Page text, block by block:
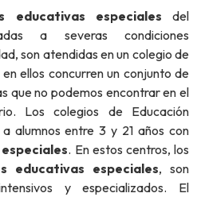
educativas especiales del
a severas condiciones
son atendidas en un colegio de
ellos concurren un conjunto de
que no podemos encontrar en el
Los colegios de Educación
alumnos entre 3 y 21 años con
. En estos centros, los
educativas especiales, son
y especializados. El